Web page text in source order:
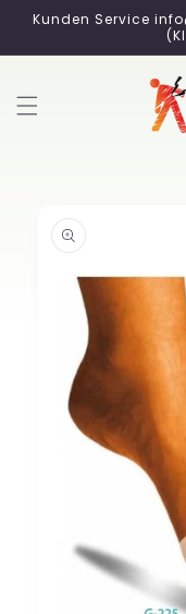
zum
Kunden Service